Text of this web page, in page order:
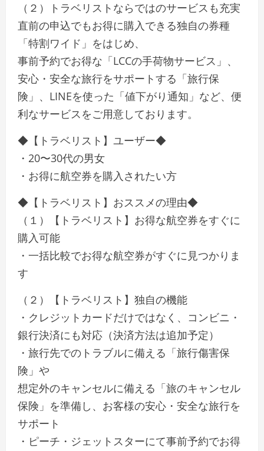
（２）トラベリストならではのサービスも充実
直前の申込でもお得に購入できる独自の券種
「特割ワイド」をはじめ、
事前予約でお得な「LCCの手荷物サービス」、
安心・安全な旅行をサポートする「旅行保
険」、LINEを使った「値下がり通知」など、便
利なサービスをご用意しております。
◆【トラベリスト】ユーザー◆
・20〜30代の男女
・お得に航空券を購入されたい方
◆【トラベリスト】おススメの理由◆
（１）【トラベリスト】お得な航空券をすぐに
購入可能
・一括比較でお得な航空券がすぐに見つかりま
す
（２）【トラベリスト】独自の機能
・クレジットカードだけではなく、コンビニ・
銀行決済にも対応（決済方法は追加予定）
・旅行先でのトラブルに備える「旅行傷害保
険」や
想定外のキャンセルに備える「旅のキャンセル
保険」を準備し、お客様の安心・安全な旅行を
サポート
・ピーチ・ジェットスターにて事前予約でお得